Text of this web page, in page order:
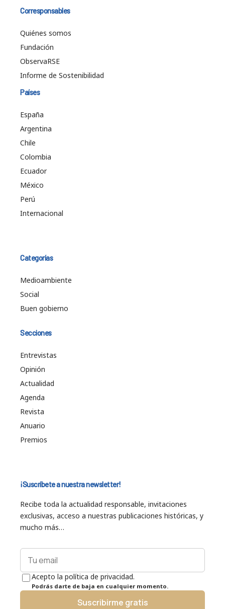
Corresponsables
Quiénes somos
Fundación
ObservaRSE
Informe de Sostenibilidad
Países
España
Argentina
Chile
Colombia
Ecuador
México
Perú
Internacional
Categorías
Medioambiente
Social
Buen gobierno
Secciones
Entrevistas
Opinión
Actualidad
Agenda
Revista
Anuario
Premios
¡Suscríbete a nuestra newsletter!
Recibe toda la actualidad responsable, invitaciones
exclusivas, acceso a nuestras publicaciones históricas, y
mucho más…
Acepto la política de privacidad.
Podrás darte de baja en cualquier momento.
Suscribirme gratis